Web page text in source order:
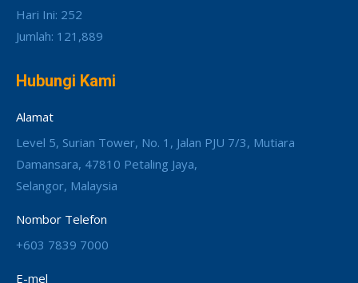
Hari Ini: 252
Jumlah: 121,889
Hubungi Kami
Alamat
Level 5, Surian Tower, No. 1, Jalan PJU 7/3, Mutiara
Damansara, 47810 Petaling Jaya,
Selangor, Malaysia
Nombor Telefon
+603 7839 7000
E-mel